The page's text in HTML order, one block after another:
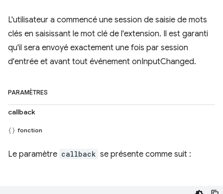
L'utilisateur a commencé une session de saisie de mots
clés en saisissant le mot clé de l'extension. Il est garanti
qu'il sera envoyé exactement une fois par session
d'entrée et avant tout événement onInputChanged.
PARAMÈTRES
callback
fonction
Le paramètre callback se présente comme suit :